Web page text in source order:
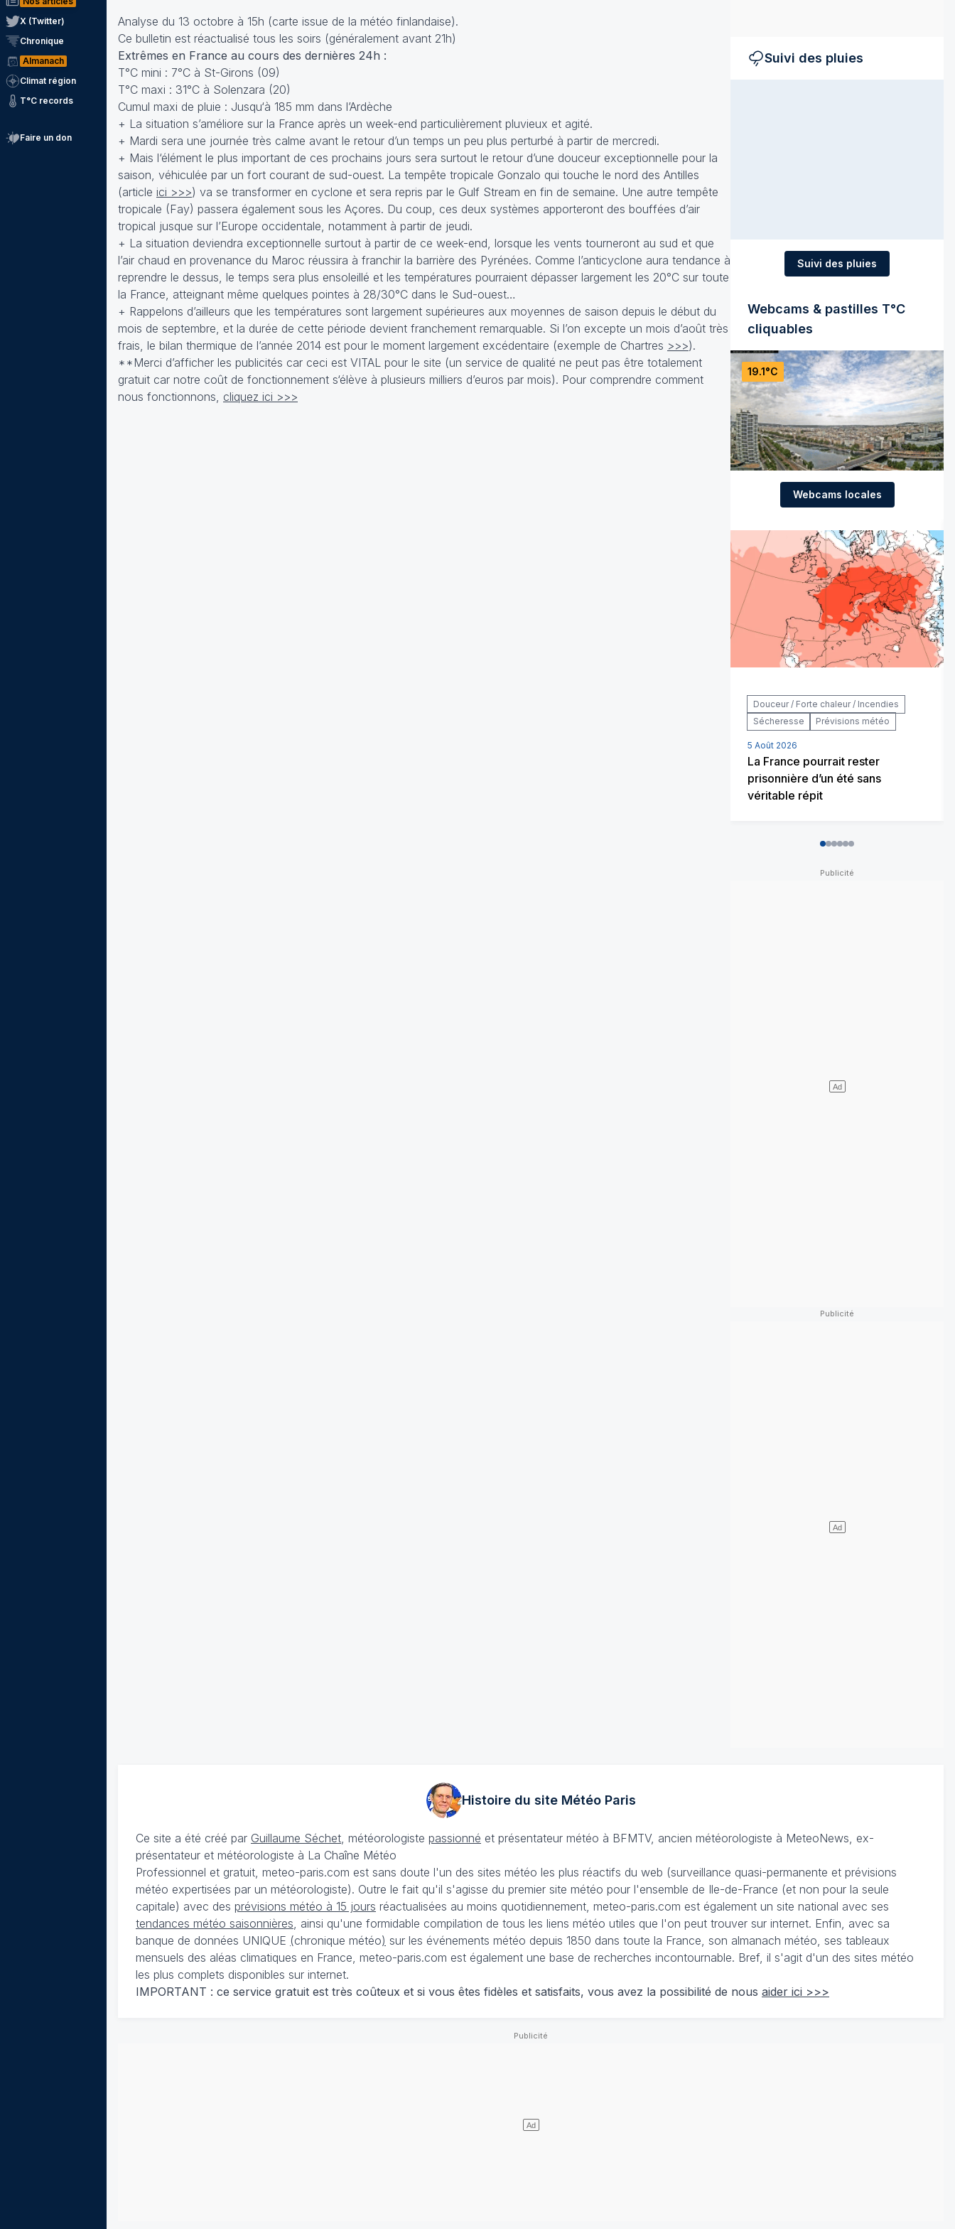
X (Twitter)
Chronique
Almanach
Climat région
T°C records
Faire un don
Analyse du 13 octobre à 15h (carte issue de la météo finlandaise).
Ce bulletin est réactualisé tous les soirs (généralement avant 21h)
Extrêmes en France au cours des dernières 24h :
T°C mini : 7°C à St-Girons (09)
T°C maxi : 31°C à Solenzara (20)
Cumul maxi de pluie : Jusqu‘à 185 mm dans l’Ardèche
+ La situation s’améliore sur la France après un week-end particulièrement pluvieux et agité.
+ Mardi sera une journée très calme avant le retour d’un temps un peu plus perturbé à partir de mercredi.
+ Mais l‘élément le plus important de ces prochains jours sera surtout le retour d’une douceur exceptionnelle pour la
saison, véhiculée par un fort courant de sud-ouest. La tempête tropicale Gonzalo qui touche le nord des Antilles
(article ici >>>) va se transformer en cyclone et sera repris par le Gulf Stream en fin de semaine. Une autre tempête
tropicale (Fay) passera également sous les Açores. Du coup, ces deux systèmes apporteront des bouffées d’air
tropical jusque sur l’Europe occidentale, notamment à partir de jeudi.
+ La situation deviendra exceptionnelle surtout à partir de ce week-end, lorsque les vents tourneront au sud et que
l’air chaud en provenance du Maroc réussira à franchir la barrière des Pyrénées. Comme l’anticyclone aura tendance à
reprendre le dessus, le temps sera plus ensoleillé et les températures pourraient dépasser largement les 20°C sur toute
la France, atteignant même quelques pointes à 28/30°C dans le Sud-ouest…
+ Rappelons d’ailleurs que les températures sont largement supérieures aux moyennes de saison depuis le début du
mois de septembre, et la durée de cette période devient franchement remarquable. Si l’on excepte un mois d’août très
frais, le bilan thermique de l’année 2014 est pour le moment largement excédentaire (exemple de Chartres >>>).
**Merci d’afficher les publicités car ceci est VITAL pour le site (un service de qualité ne peut pas être totalement
gratuit car notre coût de fonctionnement s‘élève à plusieurs milliers d’euros par mois). Pour comprendre comment
nous fonctionnons, cliquez ici >>>
Suivi des pluies
Suivi des pluies
Webcams & pastilles T°C
cliquables
19.1°C
Webcams locales
Douceur / Forte chaleur / Incendies
Sécheresse
Prévisions météo
5 Août 2026
La France pourrait rester
prisonnière d’un été sans
véritable répit
012345
Histoire du site MétéoParis
Ce site a été créé par Guillaume Séchet , météorologiste passionné et présentateur météo à BFMTV, ancien météorologiste à MeteoNews, ex-
présentateur et météorologiste à La Chaîne Météo
Professionnel et gratuit, meteo-paris.com est sans doute l'un des sites météo les plus réactifs du web (surveillance quasi-permanente et prévisions
météo expertisées par un météorologiste). Outre le fait qu'il s'agisse du premier site météo pour l'ensemble de Ile-de-France (et non pour la seule
capitale) avec des prévisions météo à 15 jours réactualisées au moins quotidiennement, meteo-paris.com est également un site national avec ses
tendances météo saisonnières , ainsi qu'une formidable compilation de tous les liens météo utiles que l'on peut trouver sur internet. Enfin, avec sa
banque de données UNIQUE (chronique météo) sur les événements météo depuis 1850 dans toute la France, son almanach météo, ses tableaux
mensuels des aléas climatiques en France, meteo-paris.com est également une base de recherches incontournable. Bref, il s'agit d'un des sites météo
les plus complets disponibles sur internet.
IMPORTANT : ce service gratuit est très coûteux et si vous êtes fidèles et satisfaits, vous avez la possibilité de nous aider ici >>>